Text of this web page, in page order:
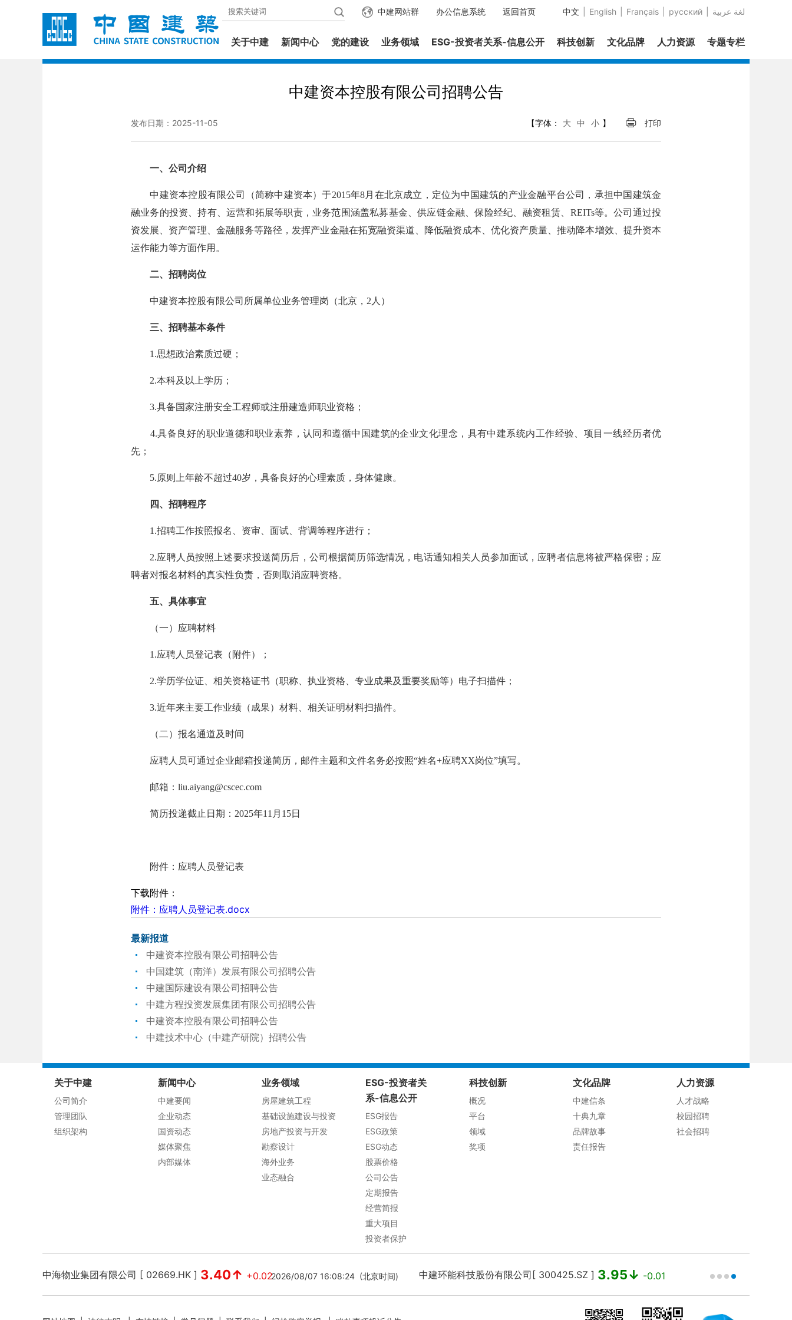
中文 English Français русский عربية‎ لغة 返回首页
办公信息系统
中建网站群
关于中建 新闻中心 党的建设 业务领域 ESG-投资者关系-信息公开 科技创新 文化品牌 人力资源 专题专栏
中建资本控股有限公司招聘公告
发布日期：2025-11-05 【字体： 大 中 小 】 打印
一、公司介绍
中建资本控股有限公司（简称中建资本）于2015年8月在北京成立，定位为中国建筑的产业金融平台公司，承担中国建筑金
融业务的投资、持有、运营和拓展等职责，业务范围涵盖私募基金、供应链金融、保险经纪、融资租赁、REITs等。公司通过投
资发展、资产管理、金融服务等路径，发挥产业金融在拓宽融资渠道、降低融资成本、优化资产质量、推动降本增效、提升资本
运作能力等方面作用。
二、招聘岗位
中建资本控股有限公司所属单位业务管理岗（北京，2人）
三、招聘基本条件
1.思想政治素质过硬；
2.本科及以上学历；
3.具备国家注册安全工程师或注册建造师职业资格；
4.具备良好的职业道德和职业素养，认同和遵循中国建筑的企业文化理念，具有中建系统内工作经验、项目一线经历者优
先；
5.原则上年龄不超过40岁，具备良好的心理素质，身体健康。
四、招聘程序
1.招聘工作按照报名、资审、面试、背调等程序进行；
2.应聘人员按照上述要求投送简历后，公司根据简历筛选情况，电话通知相关人员参加面试，应聘者信息将被严格保密；应
聘者对报名材料的真实性负责，否则取消应聘资格。
五、具体事宜
（一）应聘材料
1.应聘人员登记表（附件）；
2.学历学位证、相关资格证书（职称、执业资格、专业成果及重要奖励等）电子扫描件；
3.近年来主要工作业绩（成果）材料、相关证明材料扫描件。
（二）报名通道及时间
应聘人员可通过企业邮箱投递简历，邮件主题和文件名务必按照“姓名+应聘XX岗位”填写。
邮箱：liu.aiyang@cscec.com
简历投递截止日期：2025年11月15日
附件：应聘人员登记表
下载附件：
附件：应聘人员登记表.docx
最新报道
中建资本控股有限公司招聘公告
中国建筑（南洋）发展有限公司招聘公告
中建国际建设有限公司招聘公告
中建方程投资发展集团有限公司招聘公告
中建资本控股有限公司招聘公告
中建技术中心（中建产研院）招聘公告
关于中建
公司简介
管理团队
组织架构
新闻中心
中建要闻
企业动态
国资动态
媒体聚焦
内部媒体
业务领域
房屋建筑工程
基础设施建设与投资
房地产投资与开发
勘察设计
海外业务
业态融合
ESG-投资者关
系-信息公开
ESG报告
ESG政策
ESG动态
股票价格
公司公告
定期报告
经营简报
重大项目
投资者保护
科技创新
概况
平台
领域
奖项
文化品牌
中建信条
十典九章
品牌故事
责任报告
人力资源
人才战略
校园招聘
社会招聘
中海物业集团有限公司 [ 02669.HK ] 3.40↑ +0.022026/08/07 16:08:24 (北京时间) 中建环能科技股份有限公司[ 300425.SZ ] 3.95↓ -0.01